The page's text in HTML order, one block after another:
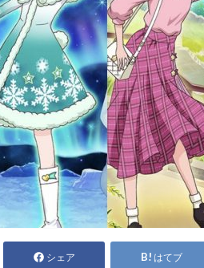
シェア はてブ